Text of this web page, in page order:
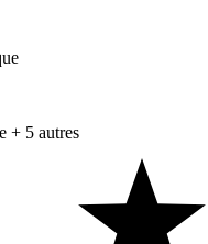
+ 5 autres